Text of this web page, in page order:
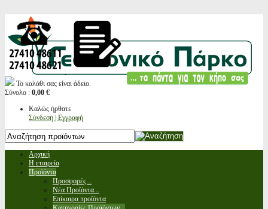
Το καλάθι σας είναι άδειο.
Σύνολο : 0,00 €
Καλώς ήρθατε
Σύνδεση | Εγγραφή
Αρχική
Η εταιρεία
Προϊόντα
Προσφορές...
Νέα Προϊόντα...
Επίκαιρα προϊόντα